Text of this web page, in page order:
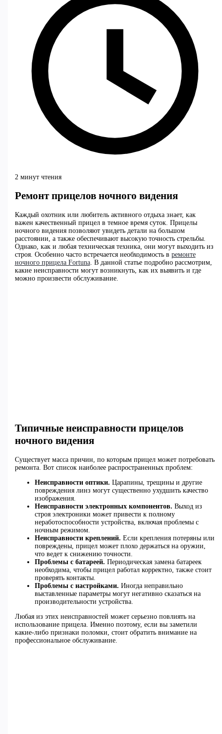
2 минут чтения
Ремонт прицелов ночного видения
Каждый охотник или любитель активного отдыха знает, как
важен качественный прицел в темное время суток. Прицелы
ночного видения позволяют увидеть детали на большом
расстоянии, а также обеспечивают высокую точность стрельбы.
Однако, как и любая техническая техника, они могут выходить из
строя. Особенно часто встречается необходимость в ремонте
ночного прицела Fortuna. В данной статье подробно рассмотрим,
какие неисправности могут возникнуть, как их выявить и где
можно произвести обслуживание.
Типичные неисправности прицелов
ночного видения
Существует масса причин, по которым прицел может потребовать
ремонта. Вот список наиболее распространенных проблем:
Неисправности оптики. Царапины, трещины и другие
повреждения линз могут существенно ухудшить качество
изображения.
Неисправности электронных компонентов. Выход из
строя электроники может привести к полному
неработоспособности устройства, включая проблемы с
ночным режимом.
Неисправности креплений. Если крепления потеряны или
повреждены, прицел может плохо держаться на оружии,
что ведет к снижению точности.
Проблемы с батареей. Периодическая замена батареек
необходима, чтобы прицел работал корректно, также стоит
проверять контакты.
Проблемы с настройками. Иногда неправильно
выставленные параметры могут негативно сказаться на
производительности устройства.
Любая из этих неисправностей может серьезно повлиять на
использование прицела. Именно поэтому, если вы заметили
какие-либо признаки поломки, стоит обратить внимание на
профессиональное обслуживание.